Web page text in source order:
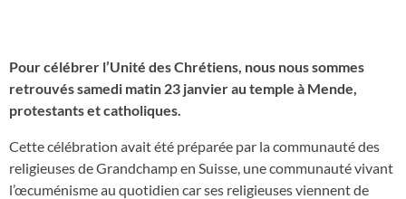
Pour célébrer l’Unité des Chrétiens, nous nous sommes
retrouvés samedi matin 23 janvier au temple à Mende,
protestants et catholiques.
Cette célébration avait été préparée par la communauté des
religieuses de Grandchamp en Suisse, une communauté vivant
l’œcuménisme au quotidien car ses religieuses viennent de